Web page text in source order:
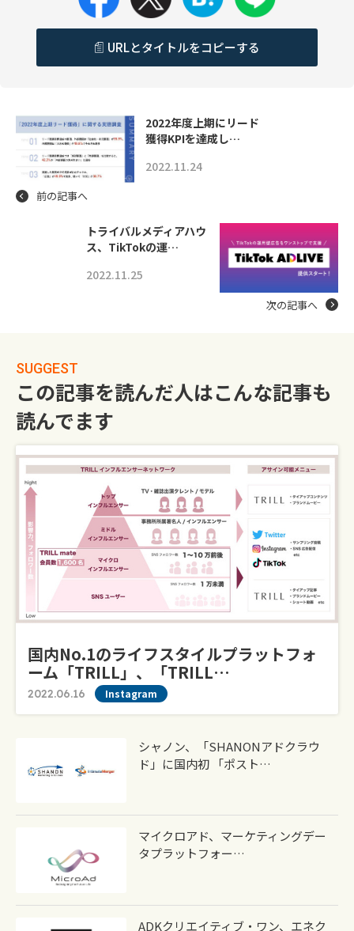
URLとタイトルをコピーする
2022年度上期にリード
獲得KPIを達成し…
2022.11.24
前の記事へ
トライバルメディアハウ
ス、TikTokの運…
2022.11.25
次の記事へ
SUGGEST
この記事を読んだ人はこんな記事も
読んでます
国内No.1のライフスタイルプラットフォ
ーム「TRILL」、「TRILL…
2022.06.16 Instagram
シャノン、「SHANONアドクラウ
ド」に国内初 「ポスト…
マイクロアド、マーケティングデー
タプラットフォー…
ADKクリエイティブ・ワン、エネク